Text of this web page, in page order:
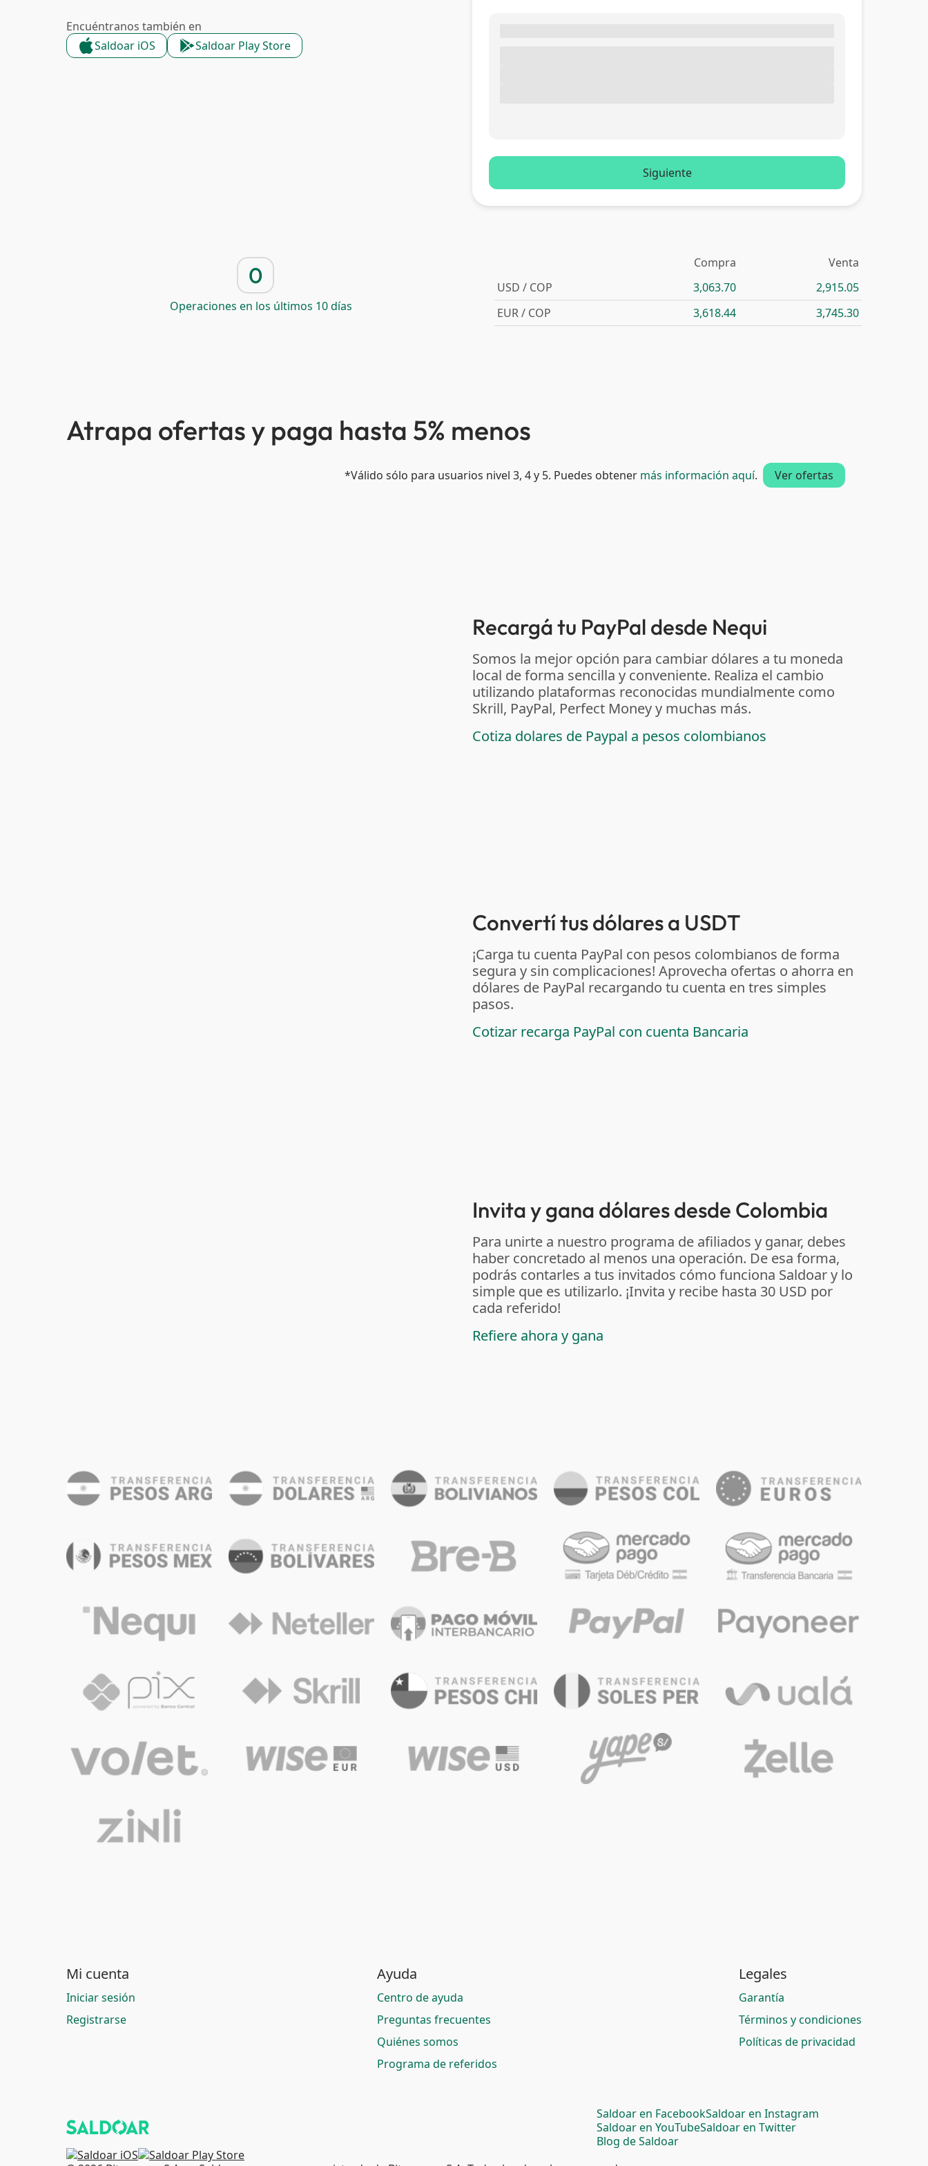
Encuéntranos también en
Saldoar iOS
Saldoar Play Store
Siguiente
0
Operaciones en los últimos 10 días
Compra
Venta
USD / COP
3,063.70
2,915.05
EUR / COP
3,618.44 3,745.30
Atrapa ofertas y paga hasta 5% menos
*Válido sólo para usuarios nivel 3, 4 y 5. Puedes obtener más información aquí. Ver ofertas
Recargá tu PayPal desde Nequi
Somos la mejor opción para cambiar dólares a tu moneda
local de forma sencilla y conveniente. Realiza el cambio
utilizando plataformas reconocidas mundialmente como
Skrill, PayPal, Perfect Money y muchas más.
Cotiza dolares de Paypal a pesos colombianos
Convertí tus dólares a USDT
¡Carga tu cuenta PayPal con pesos colombianos de forma
segura y sin complicaciones! Aprovecha ofertas o ahorra en
dólares de PayPal recargando tu cuenta en tres simples
pasos.
Cotizar recarga PayPal con cuenta Bancaria
Invita y gana dólares desde Colombia
Para unirte a nuestro programa de afiliados y ganar, debes
haber concretado al menos una operación. De esa forma,
podrás contarles a tus invitados cómo funciona Saldoar y lo
simple que es utilizarlo. ¡Invita y recibe hasta 30 USD por
cada referido!
Refiere ahora y gana
Mi cuenta
Iniciar sesión
Registrarse
Ayuda
Centro de ayuda
Preguntas frecuentes
Quiénes somos
Programa de referidos
Legales
Garantía
Términos y condiciones
Políticas de privacidad
Saldoar en FacebookSaldoar en Instagram
Saldoar en YouTubeSaldoar en Twitter
Blog de Saldoar